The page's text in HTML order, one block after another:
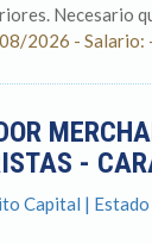
Necesario
2026 -
-
Capital |